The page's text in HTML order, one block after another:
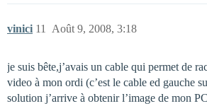
vinici Août 9, 2008, 3:18
11
je suis bête,j’avais un cable qui permet de
video à mon ordi (c’est le cable ed gauche
solution j’arrive à obtenir l’image de mon